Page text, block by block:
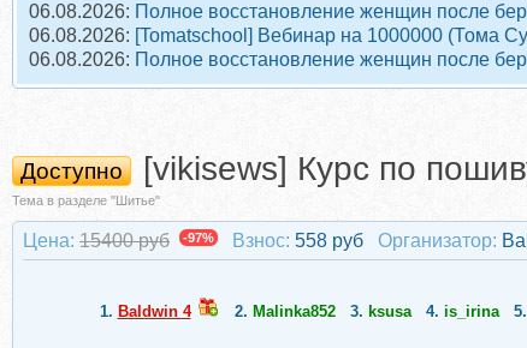
06.08.2026: Полное восстановление женщин после
06.08.2026: [Tomatschool] Вебинар на 1000000 (Тома
06.08.2026: Полное восстановление женщин после
Доступно [vikisews] Курс по
Тема в разделе "Шитье"
Цена: 15400 руб -97% Взнос: 558 руб Организатор:
1. Baldwin 4 2. Malinka852 3. ksusa 4. is_irina 5.